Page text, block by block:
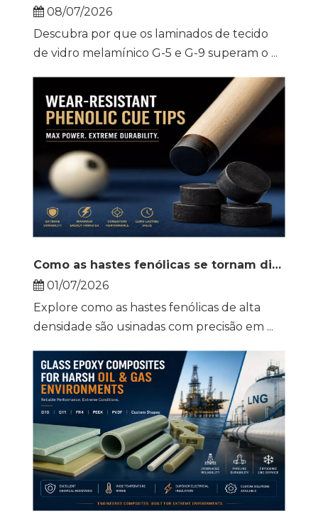
08/07/2026
Descubra por que os laminados de tecido
de vidro melamínico G-5 e G-9 superam o ...
Como as hastes fenólicas se tornam dicas de elite resistentes ao desgaste
01/07/2026
Explore como as hastes fenólicas de alta
densidade são usinadas com precisão em ...